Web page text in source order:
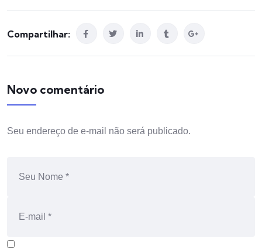
Compartilhar:
Novo comentário
Seu endereço de e-mail não será publicado.